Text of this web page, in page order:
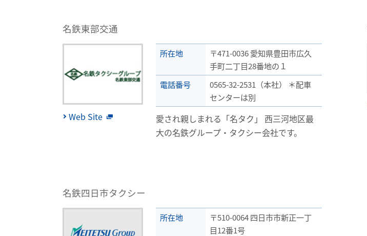
名鉄東部交通
Web Site
所在地
〒471-0036 愛知県豊田市広久
手町二丁目28番地の１
電話番号
0565-32-2531（本社） ＊配車
センターは別
愛され親しまれる「名タク」 西三河地区最
大の名鉄グループ・タクシー会社です。
名鉄四日市タクシー
所在地
〒510-0064 四日市市新正一丁
目12番1号